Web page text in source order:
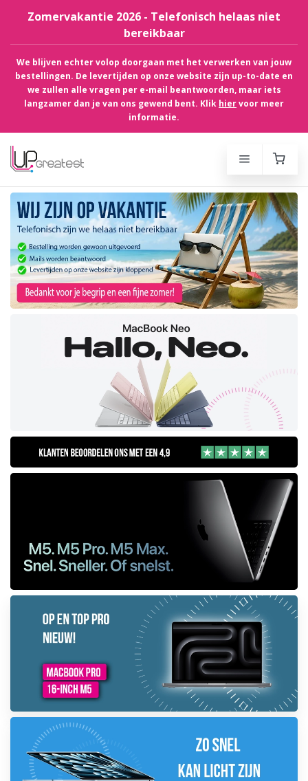
Zomervakantie 2026 - Telefonisch helaas niet
bereikbaar
We blijven echter volop doorgaan met het verwerken van jouw
bestellingen. De levertijden op onze website zijn up-to-date en
we zullen alle vragen per e-mail beantwoorden, maar iets
langzamer dan je van ons gewend bent. Klik hiervoor meer
informatie.